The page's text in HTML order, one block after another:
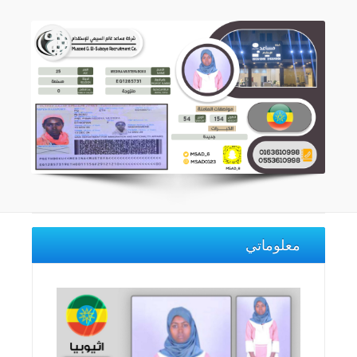
معلوماتي